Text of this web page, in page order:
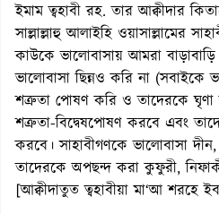
ইমাম ত্বহাবী রহ. তার আক্বীদার
সাল্লাল্লাহু আলাইহি ওয়াসাল্লামের
কাউকে ভালোবাসায় আমরা
ভালোবাসা ছিন্নও করি না (সবাইকে
শত্রুতা পোষণ করি ও তাদেরকে ঘৃণা
শত্রুতা-বিদ্বেষপোষণ করবে এবং
করবে। সাহাবীগণকে ভালোবাসা
তাদেরকে অপছন্দ করা কুফুরী,
[আক্বীদাতুত ত্বহাবীয়া মা‘আ শরহে